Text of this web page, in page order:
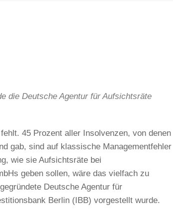
die Deutsche Agentur für Aufsichtsräte
45 Prozent aller Insolvenzen, von denen
gab, sind auf klassische Managementfehler
wie sie Aufsichtsräte bei
geben sollen, wäre das vielfach zu
Deutsche Agentur für
Berlin (IBB) vorgestellt wurde.